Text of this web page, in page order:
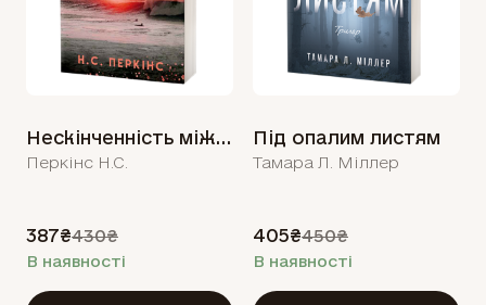
Нескінченність між нами
Перкінс Н.С.
387₴430₴
В наявності
Під опалим листям
Тамара Л. Міллер
405₴450₴
В наявності